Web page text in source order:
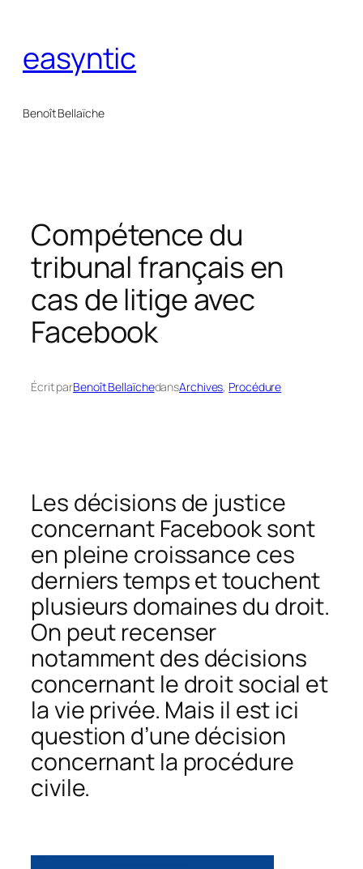
contenu
easyntic
Benoît Bellaïche
Compétence du
tribunal français en
cas de litige avec
Facebook
Écrit parBenoît BellaïchedansArchives, Procédure
Les décisions de justice
concernant Facebook sont
en pleine croissance ces
derniers temps et touchent
plusieurs domaines du droit.
On peut recenser
notamment des décisions
concernant le droit social et
la vie privée. Mais il est ici
question d’une décision
concernant la procédure
civile.